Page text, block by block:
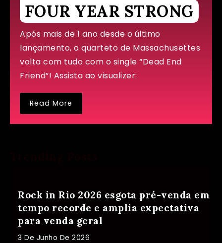
FOUR YEAR STRONG
Após mais de 1 ano desde o último
lançamento, o quarteto de Massachusettes
volta com tudo com o single “Dead End
Friend”! Assista ao visualizer:
Read More
Rock in Rio 2026 esgota pré-venda em
tempo recorde e amplia expectativa
para venda geral
3 De Junho De 2026